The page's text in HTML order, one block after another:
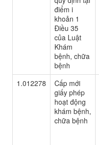
điểm i
khoản 1
Điều 35
của Luật
Khám
bệnh, chữa
bệnh
1.012278
Cấp mới
giấy phép
hoạt động
khám bệnh,
chữa bệnh